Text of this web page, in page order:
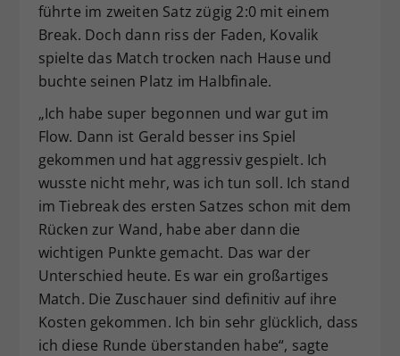
führte im zweiten Satz zügig 2:0 mit einem
Break. Doch dann riss der Faden, Kovalik
spielte das Match trocken nach Hause und
buchte seinen Platz im Halbfinale.
„Ich habe super begonnen und war gut im
Flow. Dann ist Gerald besser ins Spiel
gekommen und hat aggressiv gespielt. Ich
wusste nicht mehr, was ich tun soll. Ich stand
im Tiebreak des ersten Satzes schon mit dem
Rücken zur Wand, habe aber dann die
wichtigen Punkte gemacht. Das war der
Unterschied heute. Es war ein großartiges
Match. Die Zuschauer sind definitiv auf ihre
Kosten gekommen. Ich bin sehr glücklich, dass
ich diese Runde überstanden habe“, sagte